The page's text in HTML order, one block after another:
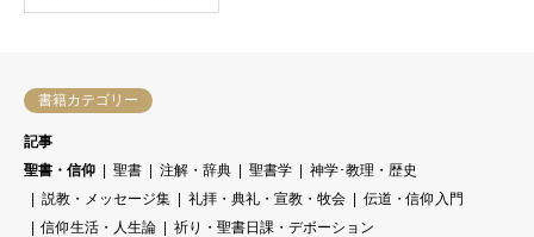
書籍カテゴリー
記事
聖書・信仰
聖書 注解・辞典 聖書学
神学･教理・歴史
説教・メッセージ集
礼拝・典礼・宣教・牧会
伝道・信仰入門
信仰生活・人生論
祈り・聖書日課・デボーション